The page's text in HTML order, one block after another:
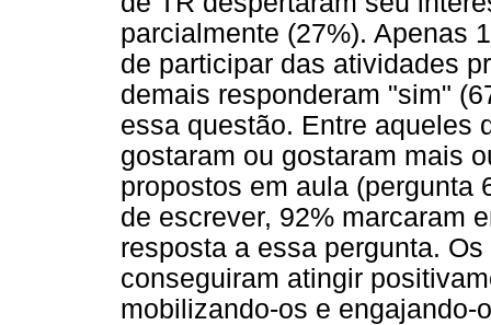
parcialmente (27%). Apenas
de participar das atividades
demais responderam "sim"
essa questão. Entre aqueles
gostaram ou gostaram mais
propostos em aula (pergunta
de escrever, 92% marcaram
resposta a essa pergunta.
conseguiram atingir
mobilizando-os e engajando-